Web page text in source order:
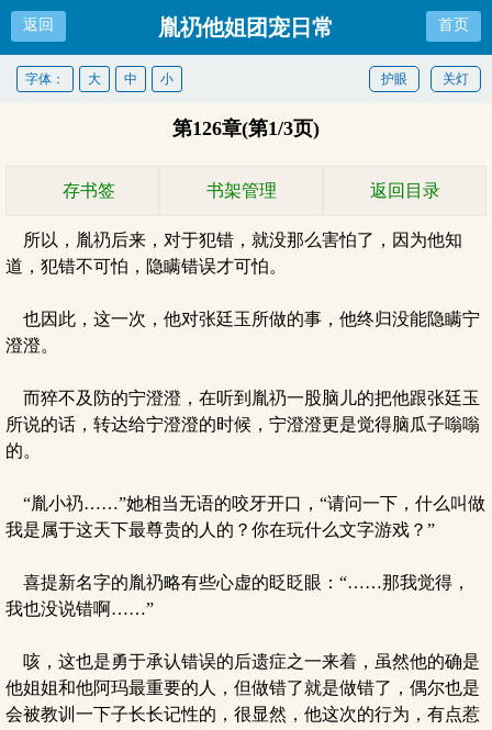
返回 胤礽他姐团宠日常 首页
关灯
护眼
字体： 大 中 小
第126章(第1/3页)
存书签 书架管理 返回目录
所以，胤礽后来，对于犯错，就没那么害怕了，因为他知
道，犯错不可怕，隐瞒错误才可怕。
也因此，这一次，他对张廷玉所做的事，他终归没能隐瞒宁
澄澄。
而猝不及防的宁澄澄，在听到胤礽一股脑儿的把他跟张廷玉
所说的话，转达给宁澄澄的时候，宁澄澄更是觉得脑瓜子嗡嗡
的。
“胤小礽……”她相当无语的咬牙开口，“请问一下，什么叫做
我是属于这天下最尊贵的人的？你在玩什么文字游戏？”
喜提新名字的胤礽略有些心虚的眨眨眼：“……那我觉得，
我也没说错啊……”
咳，这也是勇于承认错误的后遗症之一来着，虽然他的确是
他姐姐和他阿玛最重要的人，但做错了就是做错了，偶尔也是
会被教训一下子长长记性的，很显然，他这次的行为，有点惹